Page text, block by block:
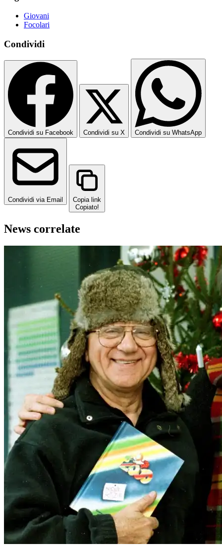
Giovani
Focolari
Condividi
Condividi su Facebook Condividi su X Condividi su WhatsApp
Condividi via Email
Copia link
Copiato!
News correlate